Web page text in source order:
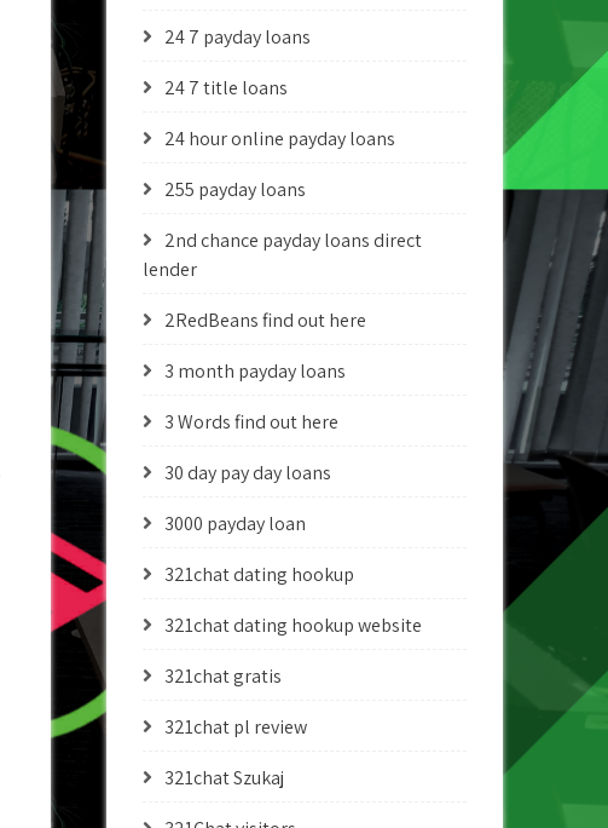
24 7 payday loans
24 7 title loans
24 hour online payday loans
255 payday loans
2nd chance payday loans direct
lender
2RedBeans find out here
3 month payday loans
3 Words find out here
30 day pay day loans
3000 payday loan
321chat dating hookup
321chat dating hookup website
321chat gratis
321chat pl review
321chat Szukaj